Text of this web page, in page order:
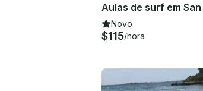
Aulas de surf em
Novo
$115/hora